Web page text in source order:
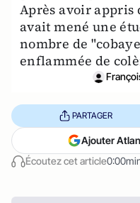
Après avoir appris
avait mené une
nombre de
enflammée de
Écoutez cet article
PARTAGER
Ajouter